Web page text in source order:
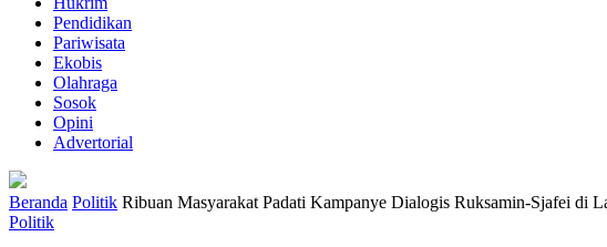
Pendidikan
Pariwisata
Ekobis
Olahraga
Sosok
Opini
Advertorial
Beranda Politik Ribuan Masyarakat Padati Kampanye Dialogis Ruksamin-Sjafei di
Politik